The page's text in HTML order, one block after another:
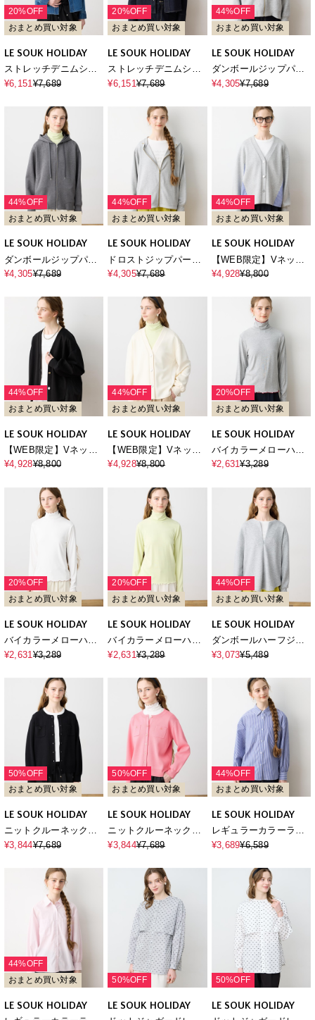
20%OFF
おまとめ買い対象
LE SOUK HOLIDAY
ストレッチデニムシャ
ツ
¥6,151 ¥7,689
20%OFF
おまとめ買い対象
LE SOUK HOLIDAY
ストレッチデニムシャ
ツ
¥6,151 ¥7,689
44%OFF
おまとめ買い対象
LE SOUK HOLIDAY
ダンボールジップパー
カー
¥4,305¥7,689
44%OFF
おまとめ買い対象
LE SOUK HOLIDAY
ダンボールジップパー
カー
¥4,305¥7,689
44%OFF
おまとめ買い対象
LE SOUK HOLIDAY
ドロストジップパーカ
ー
¥4,305¥7,689
44%OFF
おまとめ買い対象
LE SOUK HOLIDAY
【WEB限定】Vネック
ドッキングカーディガ
¥4,928¥8,800
44%OFF
おまとめ買い対象
LE SOUK HOLIDAY
【WEB限定】Vネック
ドッキングカーディガ
¥4,928¥8,800
44%OFF
おまとめ買い対象
LE SOUK HOLIDAY
【WEB限定】Vネック
ドッキングカーディガ
¥4,928¥8,800
20%OFF
おまとめ買い対象
LE SOUK HOLIDAY
バイカラーメローハイ
ネックプルオーバー
¥2,631¥3,289
20%OFF
おまとめ買い対象
LE SOUK HOLIDAY
バイカラーメローハイ
ネックプルオーバー
¥2,631 ¥3,289
20%OFF
おまとめ買い対象
LE SOUK HOLIDAY
バイカラーメローハイ
ネックプルオーバー
¥2,631¥3,289
44%OFF
おまとめ買い対象
LE SOUK HOLIDAY
ダンボールハーフジッ
ププルオーバー
¥3,073¥5,489
50%OFF
おまとめ買い対象
LE SOUK HOLIDAY
ニットクルーネックカ
ーディガン【ハンドウ
¥3,844¥7,689
50%OFF
おまとめ買い対象
LE SOUK HOLIDAY
ニットクルーネックカ
ーディガン【ハンドウ
¥3,844¥7,689
44%OFF
おまとめ買い対象
LE SOUK HOLIDAY
レギュラーカラーラメ
ストライプシャツ
¥3,689¥6,589
44%OFF
おまとめ買い対象
LE SOUK HOLIDAY
50%OFF
LE SOUK HOLIDAY
50%OFF
LE SOUK HOLIDAY